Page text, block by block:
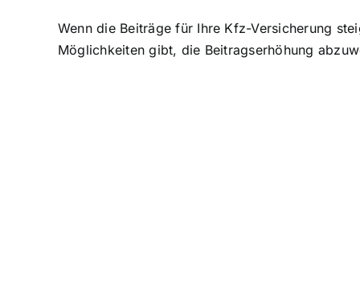
Wenn die Beiträge für Ihre Kfz-Versicherung
Möglichkeiten gibt, die Beitragserhöhung